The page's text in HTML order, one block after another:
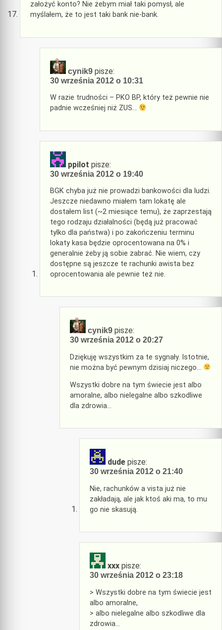
założyć konto? Nie żebym miał taki pomysł, ale
myślałem, że to jest taki bank nie-bank.
cynik9 pisze:
30 września 2012 o 10:31
W razie trudności – PKO BP, który też pewnie nie
padnie wcześniej niż ZUS…
ppilot pisze:
30 września 2012 o 19:40
BGK chyba już nie prowadzi bankowości dla ludzi.
Jeszcze niedawno miałem tam lokatę ale
dostałem list (~2 miesiące temu), że zaprzestają
tego rodzaju działalności (będą już pracować
tylko dla państwa) i po zakończeniu terminu
lokaty kasa będzie oprocentowana na 0% i
generalnie żeby ją sobie zabrać. Nie wiem, czy
dostępne są jeszcze te rachunki awista bez
oprocentowania ale pewnie też nie.
cynik9 pisze:
30 września 2012 o 20:27
Dziękuję wszystkim za te sygnały. Istotnie,
nie można być pewnym dzisiaj niczego…
Wszystki dobre na tym świecie jest albo
amoralne, albo nielegalne albo szkodliwe
dla zdrowia…
dude pisze:
30 września 2012 o 21:40
Nie, rachunków a vista już nie
zakładają, ale jak ktoś aki ma, to mu
go nie skasują.
xxx pisze:
30 września 2012 o 23:18
> Wszystki dobre na tym świecie jest
albo amoralne,
> albo nielegalne albo szkodliwe dla
zdrowia…